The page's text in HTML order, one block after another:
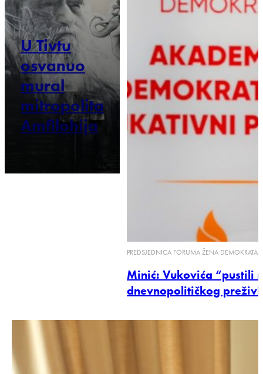
U Tivtu
osvanuo
mural
mitropolita
Amfilohija
PREDSJEDNICA FORUMA ŽENA DEMOKRATA
Minić: Vukovića “pustili
dnevnopolitičkog